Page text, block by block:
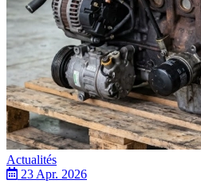
Actualités
23 Apr. 2026